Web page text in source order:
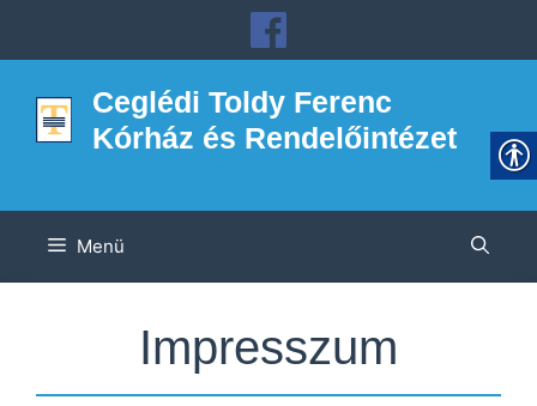
Ceglédi Toldy Ferenc
Kórház és Rendelőintézet
Menü
Impresszum